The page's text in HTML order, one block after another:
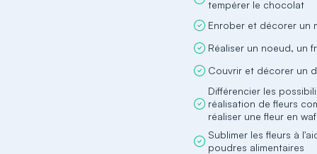
tempérer le chocolat
Enrober et décorer un
Réaliser un noeud, un
Couvrir et décorer un
Différencier les
réalisation de fleurs
réaliser une fleur en
Sublimer les fleurs à
poudres alimentaires